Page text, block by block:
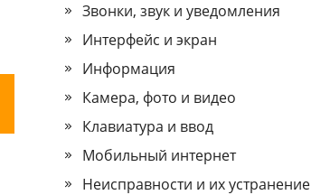
Звонки, звук и уведомления
Интерфейс и экран
Информация
Камера, фото и видео
Клавиатура и ввод
Мобильный интернет
Неисправности и их устранение